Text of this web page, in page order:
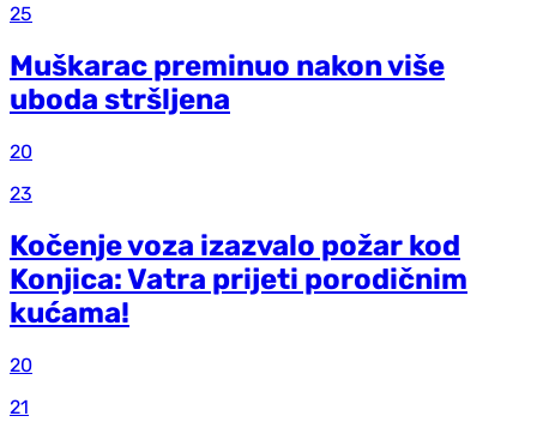
25
Muškarac preminuo nakon više
uboda stršljena
20
23
Kočenje voza izazvalo požar kod
Konjica: Vatra prijeti porodičnim
kućama!
20
21